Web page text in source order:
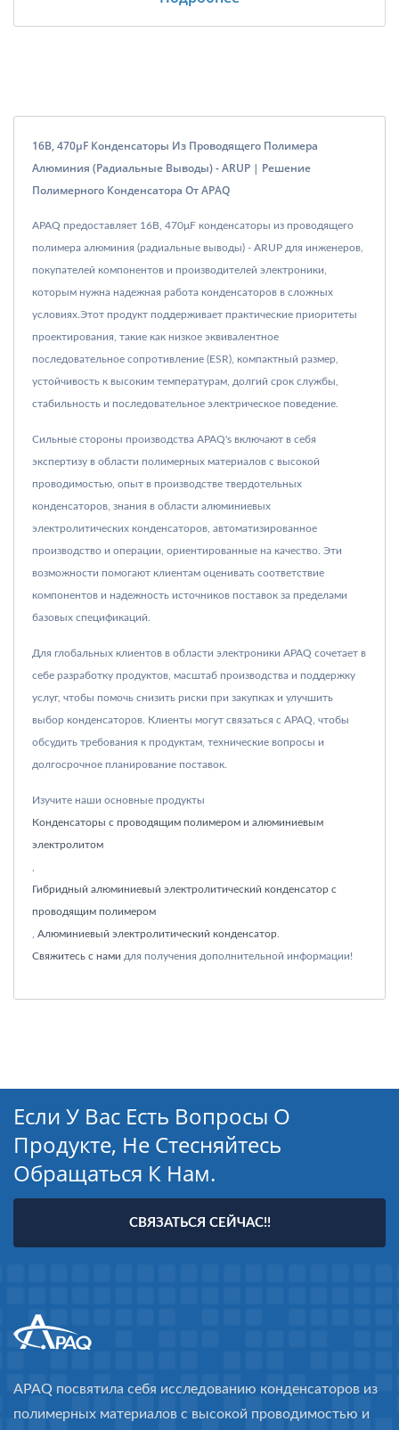
16В, 470μF Конденсаторы Из Проводящего Полимера
Алюминия (радиальные Выводы) - ARUP | Решение
Полимерного Конденсатора От APAQ
APAQ предоставляет 16В, 470μF конденсаторы из проводящего
полимера алюминия (радиальные выводы) - ARUP для инженеров,
покупателей компонентов и производителей электроники,
которым нужна надежная работа конденсаторов в сложных
условиях.Этот продукт поддерживает практические приоритеты
проектирования, такие как низкое эквивалентное
последовательное сопротивление (ESR), компактный размер,
устойчивость к высоким температурам, долгий срок службы,
стабильность и последовательное электрическое поведение.
Сильные стороны производства APAQ's включают в себя
экспертизу в области полимерных материалов с высокой
проводимостью, опыт в производстве твердотельных
конденсаторов, знания в области алюминиевых
электролитических конденсаторов, автоматизированное
производство и операции, ориентированные на качество. Эти
возможности помогают клиентам оценивать соответствие
компонентов и надежность источников поставок за пределами
базовых спецификаций.
Для глобальных клиентов в области электроники APAQ сочетает в
себе разработку продуктов, масштаб производства и поддержку
услуг, чтобы помочь снизить риски при закупках и улучшить
выбор конденсаторов. Клиенты могут связаться с APAQ, чтобы
обсудить требования к продуктам, технические вопросы и
долгосрочное планирование поставок.
Изучите наши основные продукты
Конденсаторы с проводящим полимером и алюминиевым
электролитом
Гибридный алюминиевый электролитический конденсатор с
проводящим полимером
Алюминиевый электролитический конденсатор
Свяжитесь с нами для получения дополнительной информации!
Если У Вас Есть Вопросы О
Продукте, Не Стесняйтесь
Обращаться К Нам.
СВЯЗАТЬСЯ СЕЙЧАС!!
APAQ посвятила себя исследованию конденсаторов из
полимерных материалов с высокой проводимостью и